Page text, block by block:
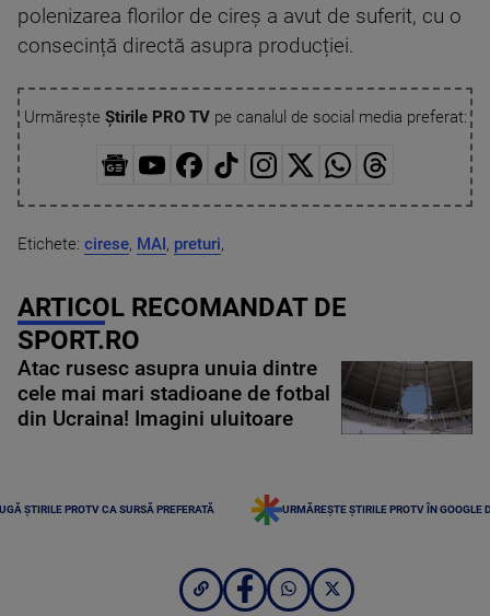
polenizarea florilor de cireș a avut de suferit, cu o
consecință directă asupra producției.
Urmărește Știrile PRO TVpe canalul de social media preferat:
Etichete: cirese, MAI, preturi,
ARTICOL RECOMANDAT DE
SPORT.RO
Atac rusesc asupra unuia dintre
cele mai mari stadioane de fotbal
din Ucraina! Imagini uluitoare
ȘTIRILE PROTV CA SURSĂ PREFERATĂ URMĂREȘTE ȘTIRILE PROTV ÎN GOOGLE